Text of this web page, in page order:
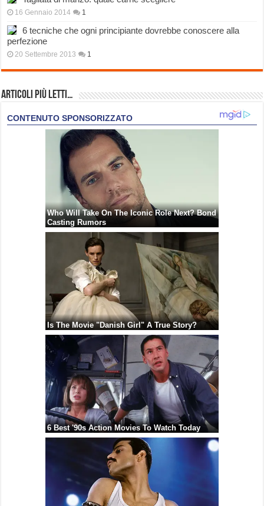
16 Gennaio 2014 1
6 tecniche che ogni principiante dovrebbe conoscere alla
perfezione
20 Settembre 2013 1
Articoli più Letti…